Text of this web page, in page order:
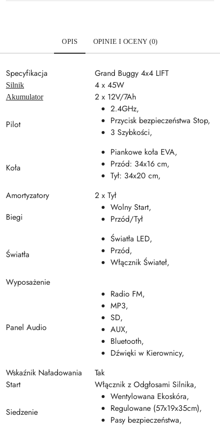
OPIS OPINIE I OCENY (0)
Specyfikacja Grand Buggy 4x4 LIFT
Silnik 4 x 45W
Akumulator 2 x 12V/7Ah
Pilot
2.4GHz,
Przycisk bezpieczeństwa Stop,
3 Szybkości,
Koła
Piankowe koła EVA,
Przód: 34x16 cm,
Tył: 34x20 cm,
Amortyzatory
2 x Tył
Biegi
Wolny Start,
Przód/Tył
Światła
Światła LED,
Przód,
Włącznik Świateł,
Wyposażenie
Panel Audio
Radio FM,
MP3,
SD,
AUX,
Bluetooth,
Dźwięki w Kierownicy,
Wskaźnik Naładowania
Tak
Start
Włącznik z Odgłosami Silnika,
Siedzenie
Wentylowana Ekoskóra,
Regulowane (57x19x35cm),
Pasy bezpieczeństwa,